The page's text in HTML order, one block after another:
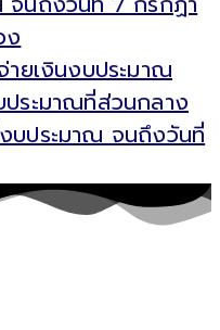
ง
ายเงินงบประมาณ
ประมาณที่ส่วนกลาง
บประมาณ จนถึงวันที่